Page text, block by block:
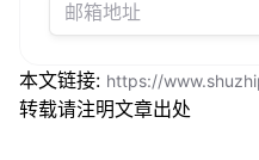
本文链接: https://
转载请注明文章出处